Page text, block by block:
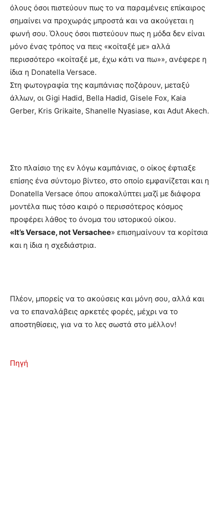
όλους όσοι πιστεύουν πως το να παραμένεις επίκαιρος
σημαίνει να προχωράς μπροστά και να ακούγεται η
φωνή σου. Όλους όσοι πιστεύουν πως η μόδα δεν είναι
μόνο ένας τρόπος να πεις «κοίταξέ με» αλλά
περισσότερο «κοίταξέ με, έχω κάτι να πω»», ανέφερε η
ίδια η Donatella Versace.
Στη φωτογραφία της καμπάνιας ποζάρουν, μεταξύ
άλλων, οι Gigi Hadid, Bella Hadid, Gisele Fox, Kaia
Gerber, Kris Grikaite, Shanelle Nyasiase, και Adut Akech.
Στο πλαίσιο της εν λόγω καμπάνιας, ο οίκος έφτιαξε
επίσης ένα σύντομο βίντεο, στο οποίο εμφανίζεται και η
Donatella Versace όπου αποκαλύπτει μαζί με διάφορα
μοντέλα πως τόσο καιρό ο περισσότερος κόσμος
προφέρει λάθος το όνομα του ιστορικού οίκου.
«It’s Versace, not Versachee» επισημαίνουν τα κορίτσια
και η ίδια η σχεδιάστρια.
Πλέον, μπορείς να το ακούσεις και μόνη σου, αλλά και
να το επαναλάβεις αρκετές φορές, μέχρι να το
αποστηθίσεις, για να το λες σωστά στο μέλλον!
Πηγή